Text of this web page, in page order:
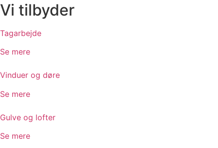
Vi tilbyder
Tagarbejde
Se mere
Vinduer og døre
Se mere
Gulve og lofter
Se mere